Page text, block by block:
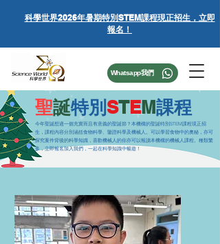
科學世界2026年暑期特別STEM課程現正招生，立即
報名！
Whatsapp我們
聖誕特別 STEM課程
今年聖誕想過一個充實而且有意義的聖誕節？本機構的聖誕特別STEM課程現正招
生，課程內容分別涵括食物科學、鑒證科學及機械人。可以學習食物中的奧秘，亦可
探究案件背後的科學知識，喜歡機械人的你亦可以報讀本機構的機械人課程。種類繁
多，立即報名加入我們，一起在科學知識中暢遊！